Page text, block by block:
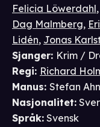
Felicia Löwerdahl,
Dag Malmberg,
Lidén, Jonas
Sjanger: Krim /
Regi: Richard
Manus: Stefan
Nasjonalitet:
Språk: Svensk